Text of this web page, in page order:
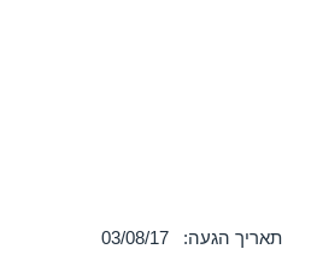
תאריך הגעה: 03/08/17